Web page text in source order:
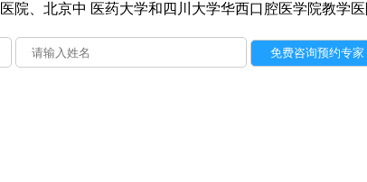
、北京中 医药大学和四川大学华西口腔医学院教学医